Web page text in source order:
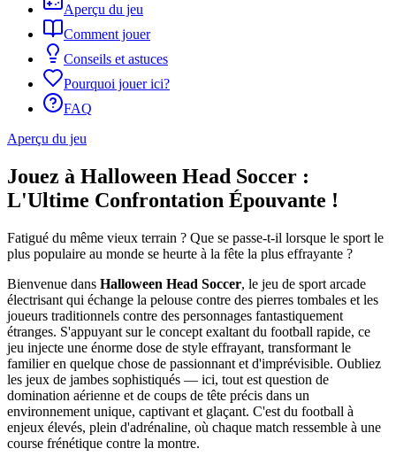
Aperçu du jeu
Comment jouer
Conseils et astuces
Pourquoi jouer ici?
FAQ
Aperçu du jeu
Jouez à Halloween Head Soccer :
L'Ultime Confrontation Épouvante !
Fatigué du même vieux terrain ? Que se passe-t-il lorsque le sport le
plus populaire au monde se heurte à la fête la plus effrayante ?
Bienvenue dans Halloween Head Soccer, le jeu de sport arcade
électrisant qui échange la pelouse contre des pierres tombales et les
joueurs traditionnels contre des personnages fantastiquement
étranges. S'appuyant sur le concept exaltant du football rapide, ce
jeu injecte une énorme dose de style effrayant, transformant le
familier en quelque chose de passionnant et d'imprévisible. Oubliez
les jeux de jambes sophistiqués — ici, tout est question de
domination aérienne et de coups de tête précis dans un
environnement unique, captivant et glaçant. C'est du football à
enjeux élevés, plein d'adrénaline, où chaque match ressemble à une
course frénétique contre la montre.